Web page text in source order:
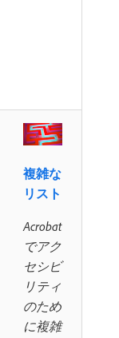
複雑な
リスト
Acrobat
でアク
セシビ
リティ
のため
に複雑